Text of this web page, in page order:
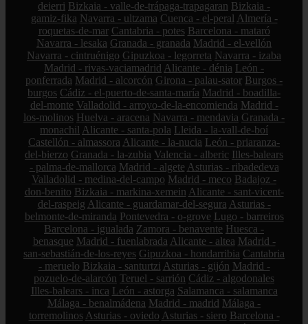
deierri Bizkaia - valle-de-trápaga-trapagaran Bizkaia -
gamiz-fika Navarra - ultzama Cuenca - el-peral Almería -
roquetas-de-mar Cantabria - potes Barcelona - mataró
Navarra - lesaka Granada - granada Madrid - el-vellón
Navarra - cintruénigo Gipuzkoa - legorreta Navarra - izaba
Madrid - rivas-vaciamadrid Alicante - dénia León -
ponferrada Madrid - alcorcón Girona - palau-sator Burgos -
burgos Cádiz - el-puerto-de-santa-maría Madrid - boadilla-
del-monte Valladolid - arroyo-de-la-encomienda Madrid -
los-molinos Huelva - aracena Navarra - mendavia Granada -
monachil Alicante - santa-pola Lleida - la-vall-de-boí
Castellón - almassora Alicante - la-nucia León - priaranza-
del-bierzo Granada - la-zubia Valencia - alberic Illes-balears
- palma-de-mallorca Madrid - algete Asturias - ribadedeva
Valladolid - medina-del-campo Madrid - meco Badajoz -
don-benito Bizkaia - markina-xemein Alicante - sant-vicent-
del-raspeig Alicante - guardamar-del-segura Asturias -
belmonte-de-miranda Pontevedra - o-grove Lugo - barreiros
Barcelona - igualada Zamora - benavente Huesca -
benasque Madrid - fuenlabrada Alicante - altea Madrid -
san-sebastián-de-los-reyes Gipuzkoa - hondarribia Cantabria
- meruelo Bizkaia - santurtzi Asturias - gijón Madrid -
pozuelo-de-alarcón Teruel - sarrión Cádiz - algodonales
Illes-balears - inca León - astorga Salamanca - salamanca
Málaga - benalmádena Madrid - madrid Málaga -
torremolinos Asturias - oviedo Asturias - siero Barcelona -